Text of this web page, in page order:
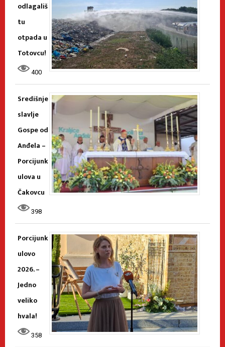
odlagališ
tu
otpada u
Totovcu!
400
Središnje
slavlje
Gospe od
Anđela –
Porcijunk
ulova u
Čakovcu
398
Porcijunk
ulovo
2026. –
Jedno
veliko
hvala!
358